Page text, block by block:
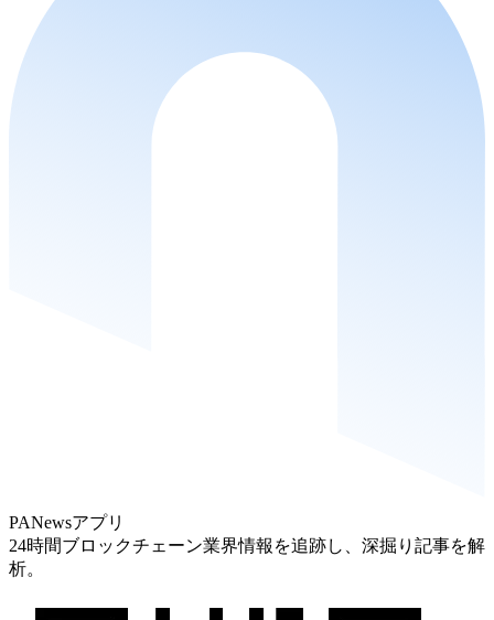
PANewsアプリ
24時間ブロックチェーン業界情報を追跡し、深掘り記事を解
析。